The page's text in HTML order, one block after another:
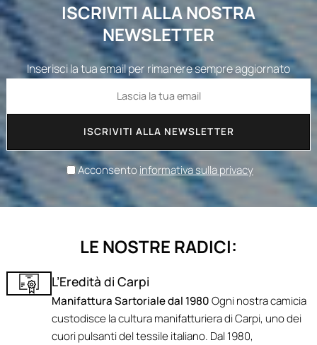
ISCRIVITI ALLA NOSTRA
NEWSLETTER
Inserisci la tua email per rimanere sempre aggiornato
ISCRIVITI ALLA NEWSLETTER
Acconsentoinformativa sulla privacy
LE NOSTRE RADICI:
L’Eredità di Carpi
Manifattura Sartoriale dal 1980Ogni nostra camicia
custodisce la cultura manifatturiera di Carpi, uno dei
cuori pulsanti del tessile italiano. Dal 1980,